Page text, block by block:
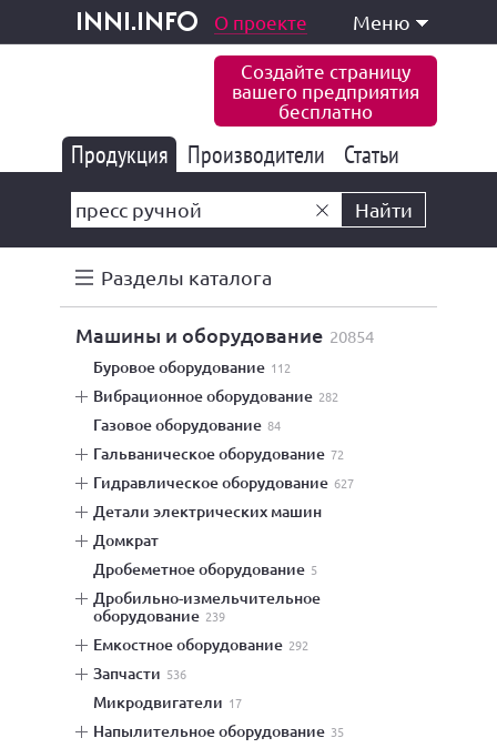
inni.info
и услуги О проекте Меню
Создайте страницу
вашего предприятия
бесплатно
Продукция 177 835
Производители 6 771
Статьи
Найти
Разделы каталога
машины и оборудование 20854
буровое оборудование 112
вибрационное оборудование 282
газовое оборудование 84
гальваническое оборудование 72
гидравлическое оборудование 627
детали электрических машин
домкрат
дробеметное оборудование 5
дробильно-измельчительное
оборудование 239
емкостное оборудование 292
запчасти 536
микродвигатели 17
напылительное оборудование 35